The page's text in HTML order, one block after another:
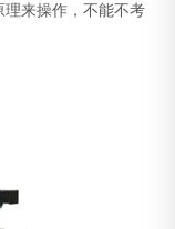
来操作，不能不考